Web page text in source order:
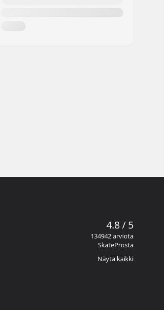
4.8 / 5
134942 arviota
SkateProsta
Näytä kaikki